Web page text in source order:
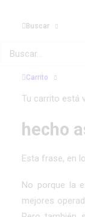
Buscar
Carrito
Tu carrito está
más
Vamos a verlo
hecho
Esta frase, en
No porque la
mejores